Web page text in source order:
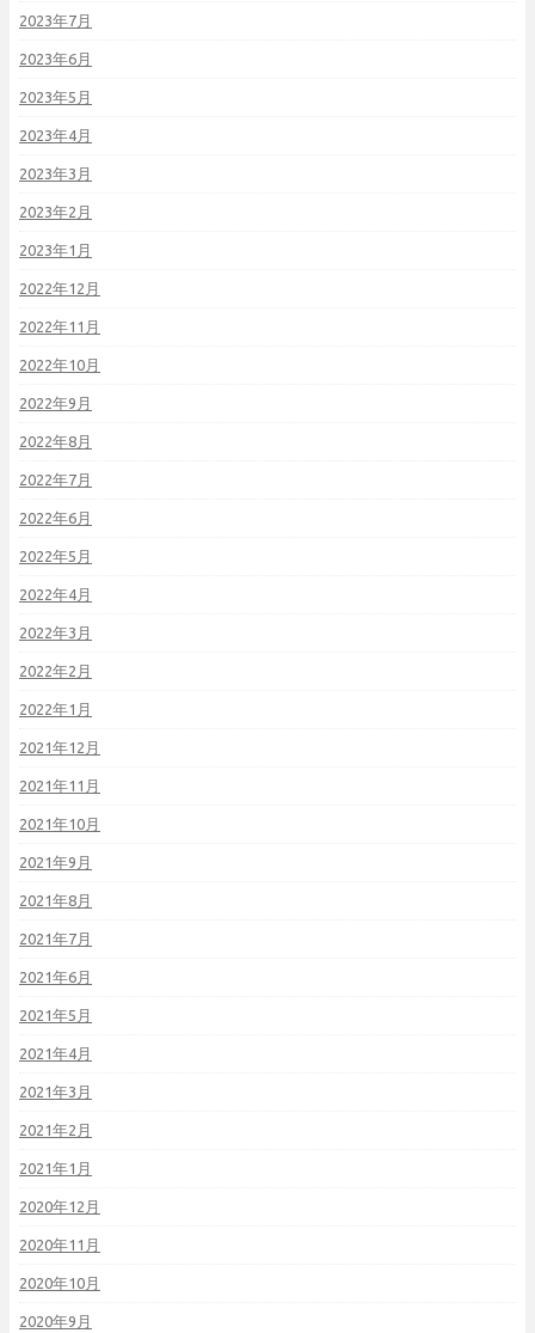
2023年7月
2023年6月
2023年5月
2023年4月
2023年3月
2023年2月
2023年1月
2022年12月
2022年11月
2022年10月
2022年9月
2022年8月
2022年7月
2022年6月
2022年5月
2022年4月
2022年3月
2022年2月
2022年1月
2021年12月
2021年11月
2021年10月
2021年9月
2021年8月
2021年7月
2021年6月
2021年5月
2021年4月
2021年3月
2021年2月
2021年1月
2020年12月
2020年11月
2020年10月
2020年9月